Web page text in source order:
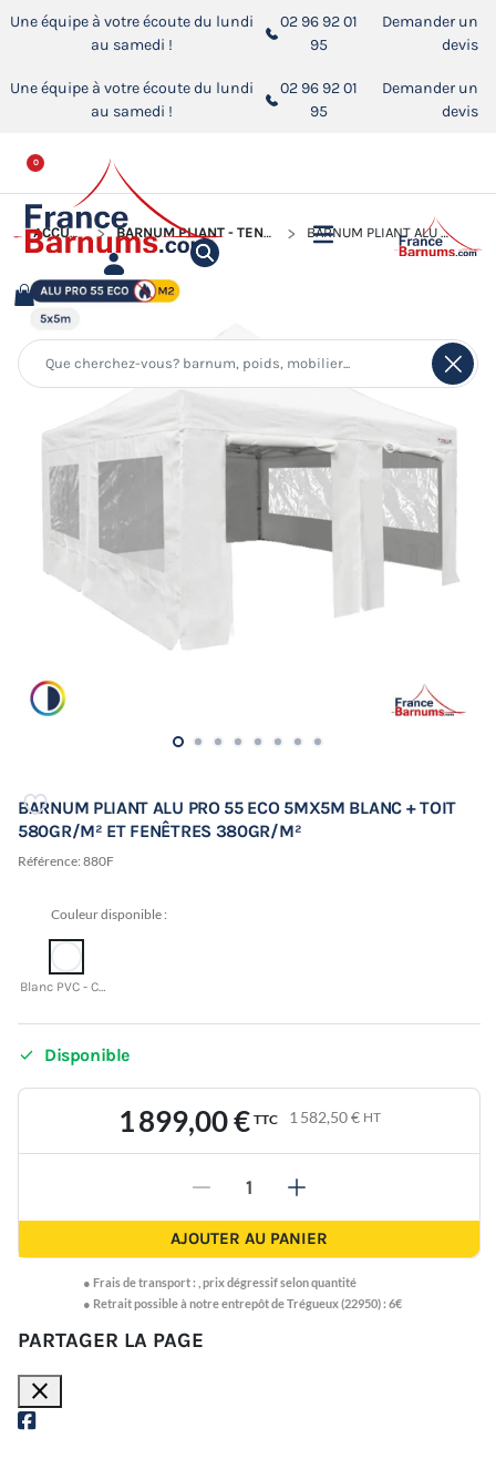
Une équipe à votre écoute du lundi
au samedi !
02 96 92 01
95
Demander un
devis
Une équipe à votre écoute du lundi
au samedi !
02 96 92 01
95
Demander un
devis
0
ACCUEIL BARNUM PLIANT - TENTE PLIANTE ALUMINIUM PRO 55 ECO 520 BARNUM PLIANT ALU PRO 55 ECO 5MX5M BLANC + TOIT 580GR/M² ET FENÊTRES 380GR/M²
BARNUM PLIANT ALU PRO 55 ECO 5MX5M BLANC + TOIT
580GR/M² ET FENÊTRES 380GR/M²
Référence: 880F
Couleur disponible :
Blanc PVC - CMJN 0 0 0 0
 Disponible
1 899,00 € TTC 1 582,50 € HT
- +
AJOUTER AU PANIER
● Frais de transport : prix dégressif selon quantité
● Retrait possible à notre entrepôt de Trégueux (22950) : 6€
PARTAGER LA PAGE
close